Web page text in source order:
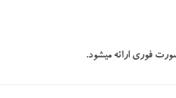
فوری ارائه میشود.